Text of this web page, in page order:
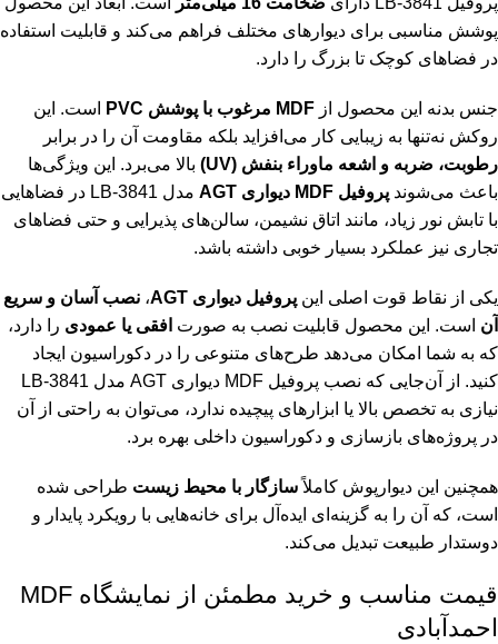
پوشش مناسبی برای دیوارهای مختلف فراهم می‌کند و قابلیت استفاده
در فضاهای کوچک تا بزرگ را دارد.
جنس بدنه این محصول از MDF مرغوب با پوشش PVC
است. این
روکش نه‌تنها به زیبایی کار می‌افزاید بلکه مقاومت آن را در برابر
رطوبت، ضربه و اشعه ماوراء بنفش (UV)
بالا می‌برد. این ویژگی‌ها
باعث می‌شوند پروفیل MDF دیواری AGT
مدل LB-3841 در فضاهایی
با تابش نور زیاد، مانند اتاق نشیمن، سالن‌های پذیرایی و حتی فضاهای
تجاری نیز عملکرد بسیار خوبی داشته باشد.
یکی از نقاط قوت اصلی این پروفیل دیواری AGT ، نصب آسان و سریع
آن است. این محصول قابلیت نصب به صورت افقی یا عمودی را دارد،
که به شما امکان می‌دهد طرح‌های متنوعی را در دکوراسیون ایجاد
کنید. از آن‌جایی که نصب پروفیل MDF دیواری AGT مدل LB-3841
نیازی به تخصص بالا یا ابزارهای پیچیده ندارد، می‌توان به راحتی از آن
در پروژه‌های بازسازی و دکوراسیون داخلی بهره برد.
همچنین این دیوارپوش کاملاًسازگار با محیط زیست طراحی شده
است، که آن را به گزینه‌ای ایده‌آل برای خانه‌هایی با رویکرد پایدار و
دوستدار طبیعت تبدیل می‌کند.
قیمت مناسب و خرید مطمئن از نمایشگاه MDF
احمدآبادی